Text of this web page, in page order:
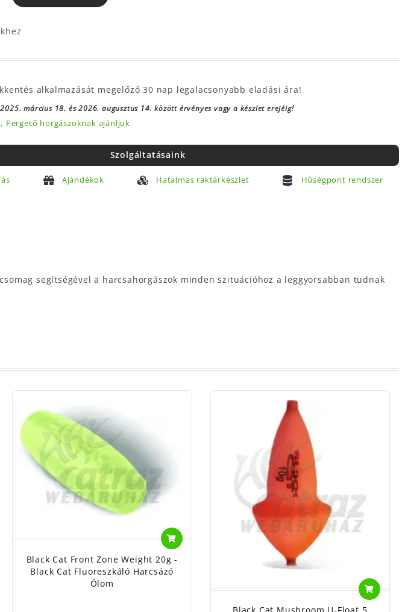
alkalmazását megelőző 30 nap legalacsonyabb eladási ára!
március 18. és 2026. augusztus 14. között érvényes vagy a készlet erejéig!
Pergető horgászoknak ajánljuk
Szolgáltatásaink
Ajándékok Hatalmas raktárkészlet Hűségpont rendszer
segítségével a harcsahorgászok minden szituációhoz a leggyorsabban tudnak
Black Cat Front Zone Weight 20g -
Black Cat Fluoreszkáló Harcsázó
Ólom
Black Cat Mushroom U-Float 5